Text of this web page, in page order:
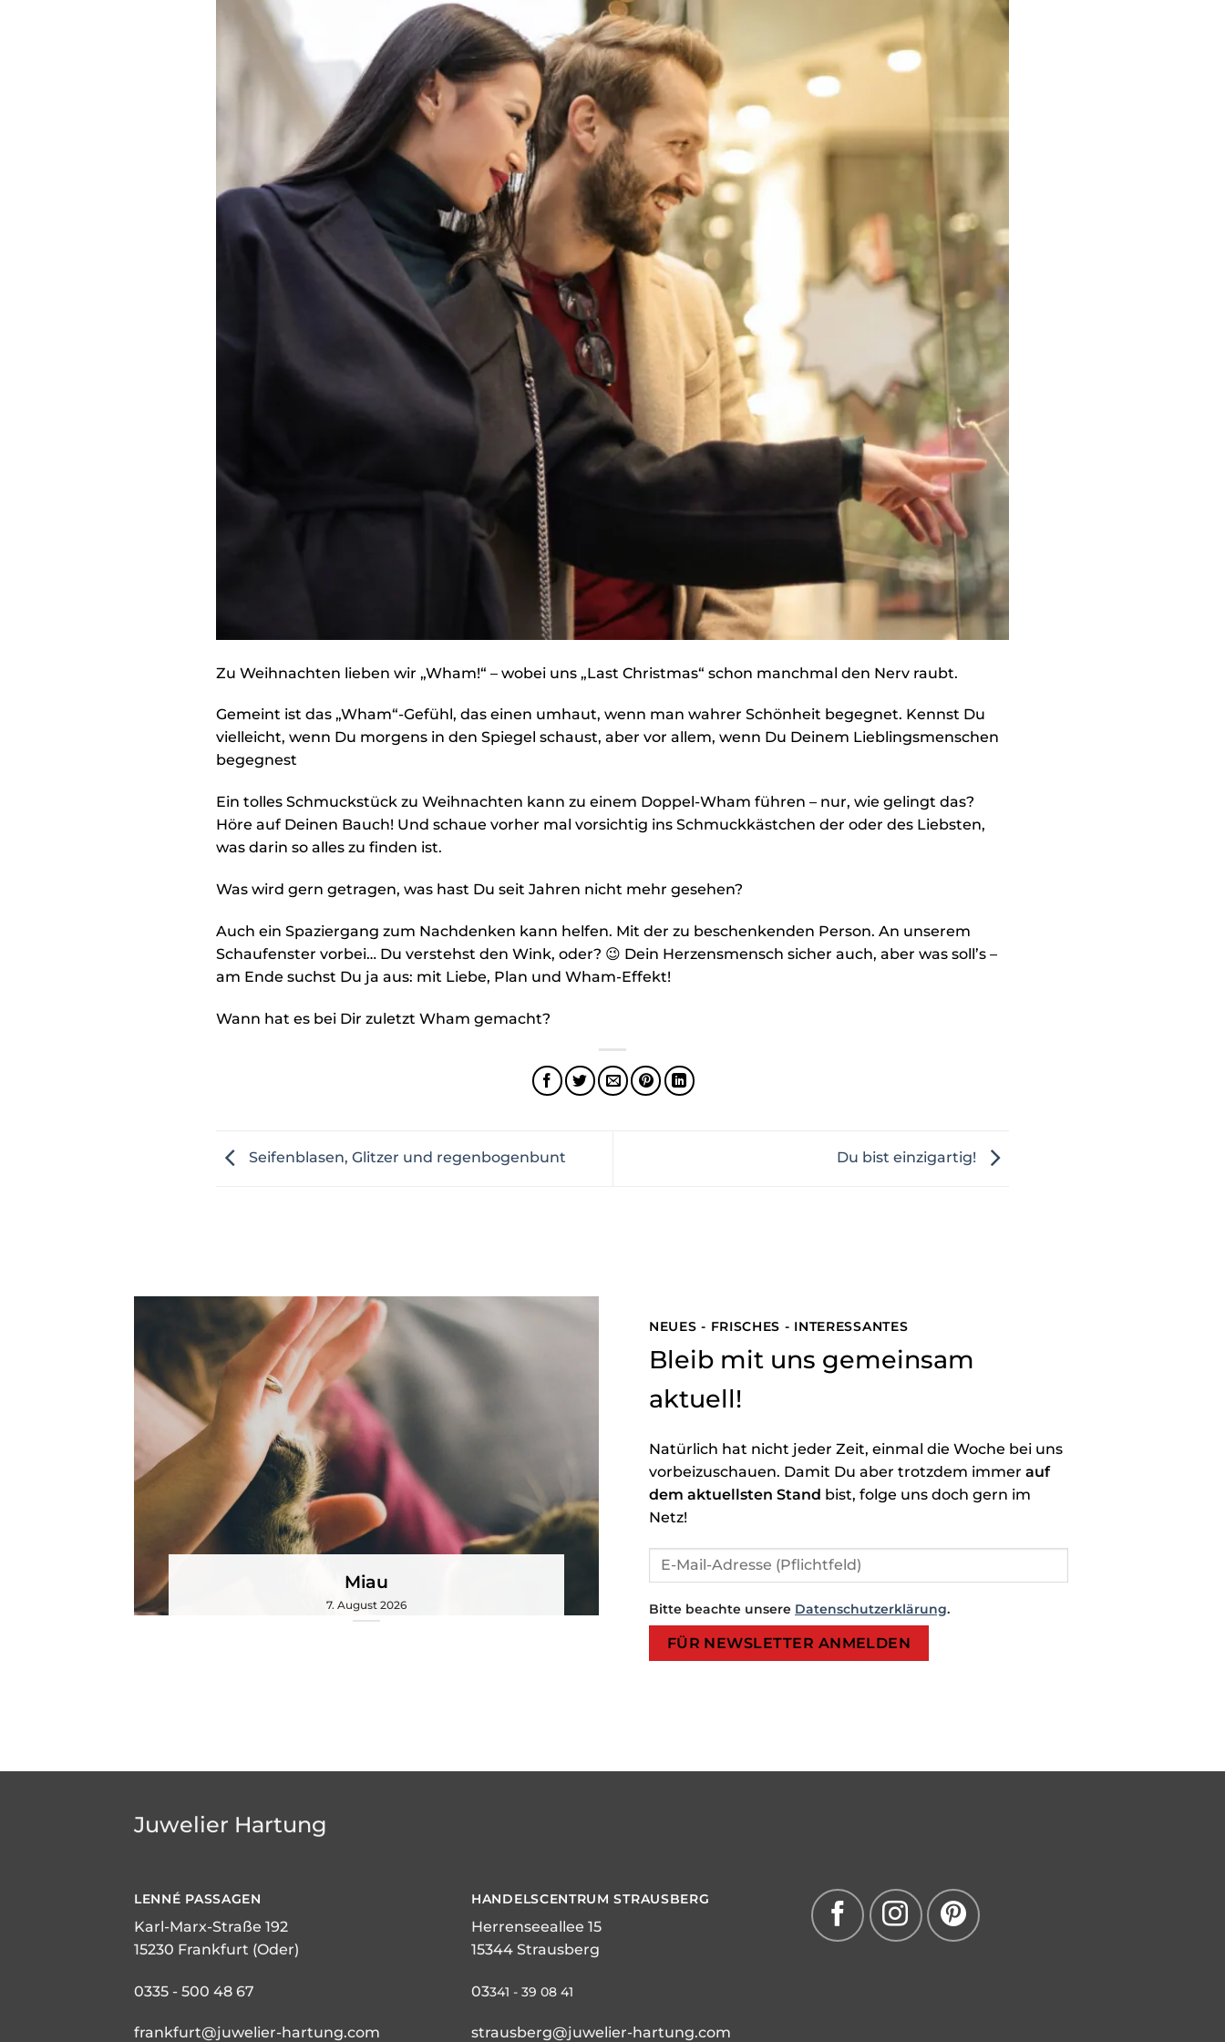
Zu Weihnachten lieben wir „Wham!“ – wobei uns „Last Christmas“ schon manchmal den Nerv raubt.
Gemeint ist das „Wham“-Gefühl, das einen umhaut, wenn man wahrer Schönheit begegnet. Kennst Du
vielleicht, wenn Du morgens in den Spiegel schaust, aber vor allem, wenn Du Deinem Lieblingsmenschen
begegnest
Ein tolles Schmuckstück zu Weihnachten kann zu einem Doppel-Wham führen – nur, wie gelingt das?
Höre auf Deinen Bauch! Und schaue vorher mal vorsichtig ins Schmuckkästchen der oder des Liebsten,
was darin so alles zu finden ist.
Was wird gern getragen, was hast Du seit Jahren nicht mehr gesehen?
Auch ein Spaziergang zum Nachdenken kann helfen. Mit der zu beschenkenden Person. An unserem
Schaufenster vorbei… Du verstehst den Wink, oder? 😉 Dein Herzensmensch sicher auch, aber was soll’s –
am Ende suchst Du ja aus: mit Liebe, Plan und Wham-Effekt!
Wann hat es bei Dir zuletzt Wham gemacht?
Seifenblasen, Glitzer und regenbogenbunt Du bist einzigartig!
Miau
7. August 2026
NEUES - FRISCHES - INTERESSANTES
Bleib mit uns gemeinsam
aktuell!
Natürlich hat nicht jeder Zeit, einmal die Woche bei uns
vorbeizuschauen. Damit Du aber trotzdem immer auf
dem aktuellsten Stand bist, folge uns doch gern im
Netz!
Bitte beachte unsere Datenschutzerklärung.
Bitte lasse dieses Feld leer.
Bitte lasse dieses Feld leer.
Juwelier Hartung
LENNÉ PASSAGEN
Karl-Marx-Straße 192
15230 Frankfurt (Oder)
0335 - 500 48 67
frankfurt@juwelier-hartung.com
HANDELSCENTRUM STRAUSBERG
Herrenseeallee 15
15344 Strausberg
03341 - 39 08 41
strausberg@juwelier-hartung.com